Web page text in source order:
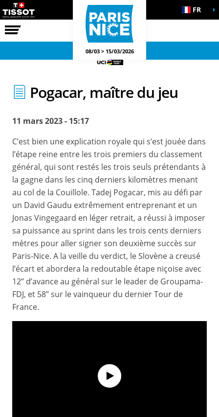
COURSE
OFFICIELS FR
08/03 > 15/03/2026
Pogacar, maître du jeu
11 mars 2023 - 15:17
C’est bien une explication royale qui s’est jouée dans
l’étape reine entre les trois premiers du classement
général, qui sont restés les trois seuls prétendants à
la gagne dans les cinq derniers kilomètres menant
au col de la Couillole. Tadej Pogacar, mis au défi par
un David Gaudu extrêmement entreprenant et un
Jonas Vingegaard en léger retrait, a réussi à imposer
sa puissance au sprint dans les trois cents derniers
mètres pour aller signer son deuxième succès sur
Paris-Nice. A la veille du verdict, le Slovène a creusé
l’écart et abordera la redoutable étape niçoise avec
12’’ d’avance au général sur le leader de Groupama-
FDJ, et 58’’ sur le vainqueur du dernier Tour de
France.